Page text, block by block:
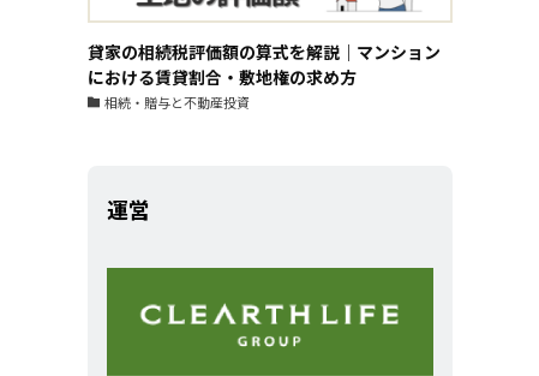
貸家の相続税評価額の算式を解説｜マンション
における賃貸割合・敷地権の求め方
相続・贈与と不動産投資
運営